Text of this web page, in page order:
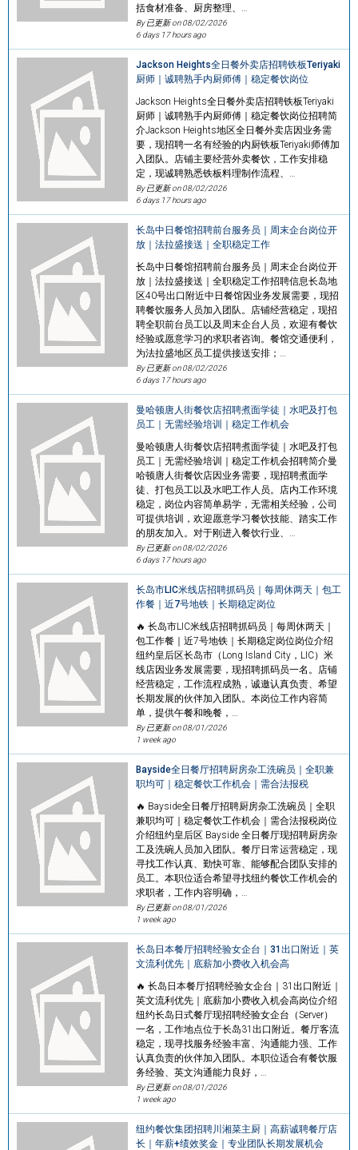
括食材准备、厨房整理、…
By 已更新 on08/02/2026
6 days 17 hours ago
Jackson Heights全日餐外卖店招聘铁板Teriyaki
厨师｜诚聘熟手内厨师傅｜稳定餐饮岗位
Jackson Heights全日餐外卖店招聘铁板Teriyaki
厨师｜诚聘熟手内厨师傅｜稳定餐饮岗位招聘简
介Jackson Heights地区全日餐外卖店因业务需
要，现招聘一名有经验的内厨铁板Teriyaki师傅加
入团队。店铺主要经营外卖餐饮，工作安排稳
定，现诚聘熟悉铁板料理制作流程、…
By 已更新 on08/02/2026
6 days 17 hours ago
长岛中日餐馆招聘前台服务员｜周末企台岗位开
放｜法拉盛接送｜全职稳定工作
长岛中日餐馆招聘前台服务员｜周末企台岗位开
放｜法拉盛接送｜全职稳定工作招聘信息长岛地
区40号出口附近中日餐馆因业务发展需要，现招
聘餐饮服务人员加入团队。店铺经营稳定，现招
聘全职前台员工以及周末企台人员，欢迎有餐饮
经验或愿意学习的求职者咨询。餐馆交通便利，
为法拉盛地区员工提供接送安排；…
By 已更新 on08/02/2026
6 days 17 hours ago
曼哈顿唐人街餐饮店招聘煮面学徒｜水吧及打包
员工｜无需经验培训｜稳定工作机会
曼哈顿唐人街餐饮店招聘煮面学徒｜水吧及打包
员工｜无需经验培训｜稳定工作机会招聘简介曼
哈顿唐人街餐饮店因业务需要，现招聘煮面学
徒、打包员工以及水吧工作人员。店内工作环境
稳定，岗位内容简单易学，无需相关经验，公司
可提供培训，欢迎愿意学习餐饮技能、踏实工作
的朋友加入。对于刚进入餐饮行业、…
By 已更新 on08/02/2026
6 days 17 hours ago
长岛市LIC米线店招聘抓码员｜每周休两天｜包工
作餐｜近7号地铁｜长期稳定岗位
🔥 长岛市LIC米线店招聘抓码员｜每周休两天｜
包工作餐｜近7号地铁｜长期稳定岗位岗位介绍
纽约皇后区长岛市（Long Island City，LIC）米
线店因业务发展需要，现招聘抓码员一名。店铺
经营稳定，工作流程成熟，诚邀认真负责、希望
长期发展的伙伴加入团队。本岗位工作内容简
单，提供午餐和晚餐，…
By 已更新 on08/01/2026
1 week ago
Bayside全日餐厅招聘厨房杂工洗碗员｜全职兼
职均可｜稳定餐饮工作机会｜需合法报税
🔥 Bayside全日餐厅招聘厨房杂工洗碗员｜全职
兼职均可｜稳定餐饮工作机会｜需合法报税岗位
介绍纽约皇后区 Bayside 全日餐厅现招聘厨房杂
工及洗碗人员加入团队。餐厅日常运营稳定，现
寻找工作认真、勤快可靠、能够配合团队安排的
员工。本职位适合希望寻找纽约餐饮工作机会的
求职者，工作内容明确，…
By 已更新 on08/01/2026
1 week ago
长岛日本餐厅招聘经验女企台｜31出口附近｜英
文流利优先｜底薪加小费收入机会高
🔥 长岛日本餐厅招聘经验女企台｜31出口附近｜
英文流利优先｜底薪加小费收入机会高岗位介绍
纽约长岛日式餐厅现招聘经验女企台（Server）
一名，工作地点位于长岛31出口附近。餐厅客流
稳定，现寻找服务经验丰富、沟通能力强、工作
认真负责的伙伴加入团队。本职位适合有餐饮服
务经验、英文沟通能力良好，…
By 已更新 on08/01/2026
1 week ago
纽约餐饮集团招聘川湘菜主厨｜高薪诚聘餐厅店
长｜年薪+绩效奖金｜专业团队长期发展机会